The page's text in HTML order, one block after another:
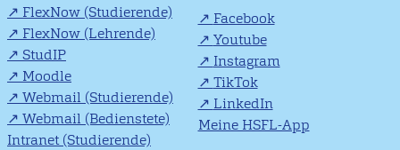
FlexNow (Studierende)
FlexNow (Lehrende)
StudIP
Moodle
Webmail (Studierende)
Webmail (Bedienstete)
Intranet (Studierende)
Facebook
Youtube
Instagram
TikTok
LinkedIn
Meine HSFL-App